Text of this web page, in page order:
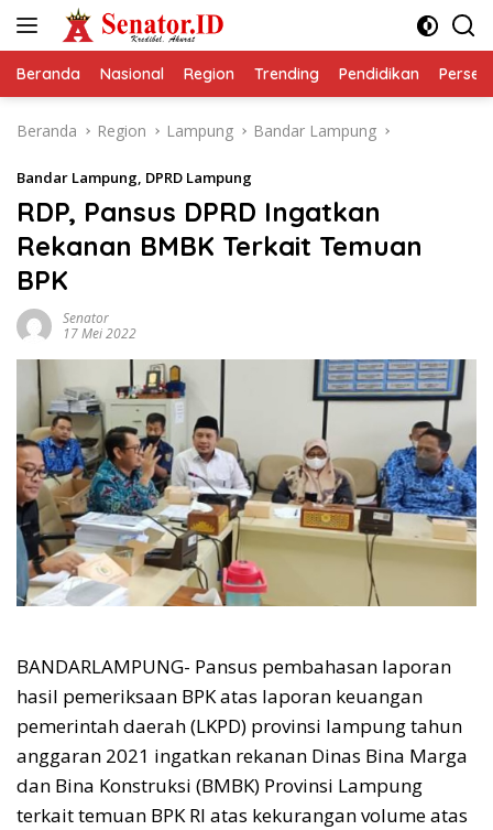
Beranda Nasional Region Trending Pendidikan
Beranda Region Lampung Bandar Lampung
Bandar Lampung, DPRD Lampung
RDP, Pansus DPRD Ingatkan
Rekanan BMBK Terkait Temuan
BPK
Senator
17 Mei 2022
BANDARLAMPUNG- Pansus pembahasan laporan
hasil pemeriksaan BPK atas laporan keuangan
pemerintah daerah (LKPD) provinsi lampung tahun
anggaran 2021 ingatkan rekanan Dinas Bina Marga
dan Bina Konstruksi (BMBK) Provinsi Lampung
terkait temuan BPK RI atas kekurangan volume atas